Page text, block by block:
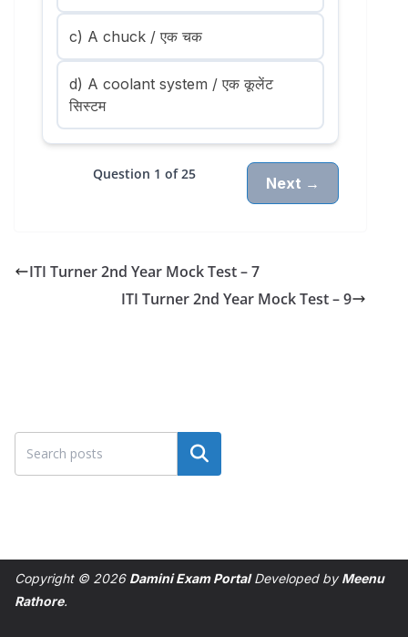
c) A chuck / एक चक
d) A coolant system / एक कूलेंट
सिस्टम
Question 1 of 25
Next →
ITI Turner 2nd Year Mock Test – 7
ITI Turner 2nd Year Mock Test – 9
Search
Copyright © 2026 Damini Exam PortalDeveloped byMeenu
Rathore.